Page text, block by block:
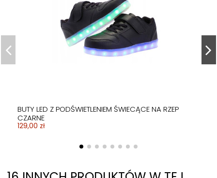
BUTY LED Z PODŚWIETLENIEM ŚWIECĄCE NA RZEP
CZARNE
129,00 zł